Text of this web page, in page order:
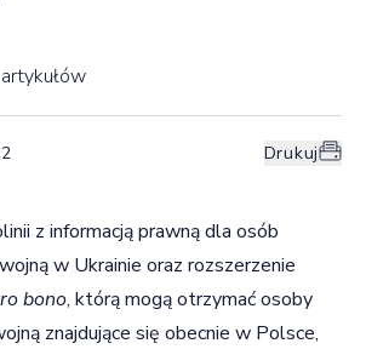
Drukuj
z informacją prawną dla osób
w Ukrainie oraz rozszerzenie
bono, którą mogą otrzymać osoby
znajdujące się obecnie w Polsce,